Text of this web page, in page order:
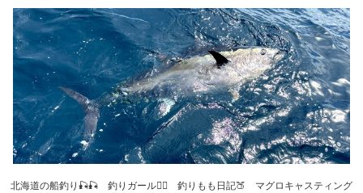
北海道の船釣り🎣🎣 釣りガール💁‍♀️ 釣りもも日記🍑 マグロキャスティング